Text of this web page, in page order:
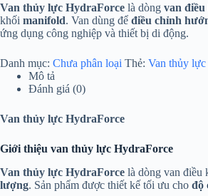
Van thủy lực HydraForce là dòng van
khối manifold. Van dùng để điều chỉnh
ứng dụng công nghiệp và thiết bị di động.
Danh mục: Chưa phân loại Thẻ: Van thủy
Mô tả
Đánh giá (0)
Van thủy lực HydraForce
Giới thiệu van thủy lực HydraForce
Van thủy lực HydraForce là dòng van điều
lượng. Sản phẩm được thiết kế tối ưu cho độ